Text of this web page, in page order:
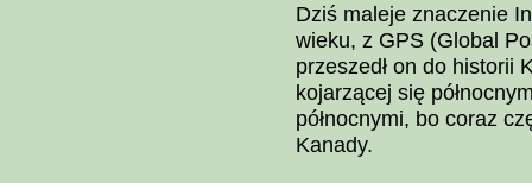
Dziś maleje znaczenie
wieku, z GPS (Global
przeszedł on do historii
kojarzącej się
północnymi, bo coraz
Kanady.